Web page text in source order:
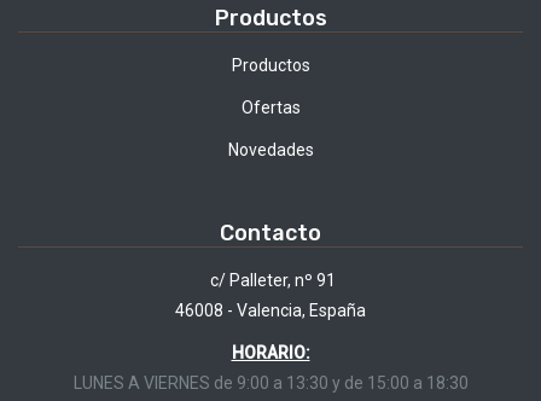
Productos
Productos
Ofertas
Novedades
Contacto
c/ Palleter, nº 91
46008 - Valencia, España
HORARIO:
LUNES A VIERNES de 9:00 a 13:30 y de 15:00 a 18:30